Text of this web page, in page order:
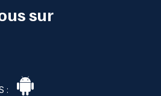
sur
: